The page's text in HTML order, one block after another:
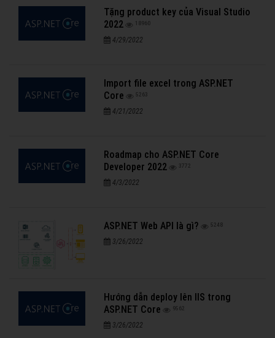
Tặng product key của Visual Studio
2022
18960
4/29/2022
Import file excel trong ASP.NET
Core
5263
4/21/2022
Roadmap cho ASP.NET Core
Developer 2022
3772
4/3/2022
ASP.NET Web API là gì? 5248
3/26/2022
Hướng dẫn deploy lên IIS trong
ASP.NET Core
9562
3/26/2022